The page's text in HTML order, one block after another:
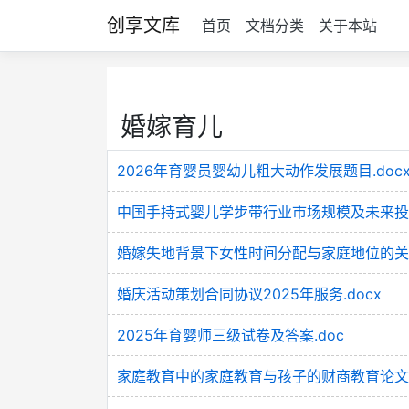
创享文库 首页 文档分类 关于本站
婚嫁育儿
2026年育婴员婴幼儿粗大动作发展题目
中国手持式婴儿学步带行业市场规模及未来
婚嫁失地背景下女性时间分配与家庭地位的
婚庆活动策划合同协议2025年服务.docx
2025年育婴师三级试卷及答案.doc
家庭教育中的家庭教育与孩子的财商教育论